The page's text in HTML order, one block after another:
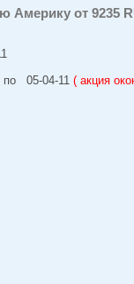
от 9235
05-04-11 ( акция